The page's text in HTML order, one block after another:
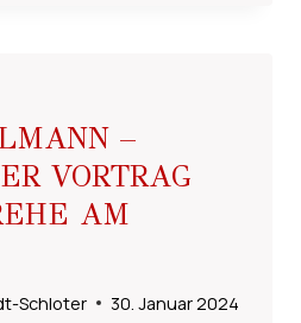
–
VORTRAG
AM
Schloter 30. Januar 2024